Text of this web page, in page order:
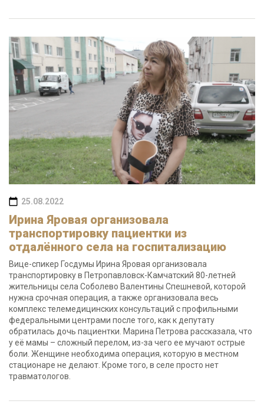
25.08.2022
Ирина Яровая организовала
транспортировку пациентки из
отдалённого села на госпитализацию
Вице-спикер Госдумы Ирина Яровая организовала
транспортировку в Петропавловск-Камчатский 80-летней
жительницы села Соболево Валентины Спешневой, которой
нужна срочная операция, а также организовала весь
комплекс телемедицинских консультаций с профильными
федеральными центрами после того, как к депутату
обратилась дочь пациентки. Марина Петрова рассказала, что
у её мамы – сложный перелом, из-за чего ее мучают острые
боли. Женщине необходима операция, которую в местном
стационаре не делают. Кроме того, в селе просто нет
травматологов.